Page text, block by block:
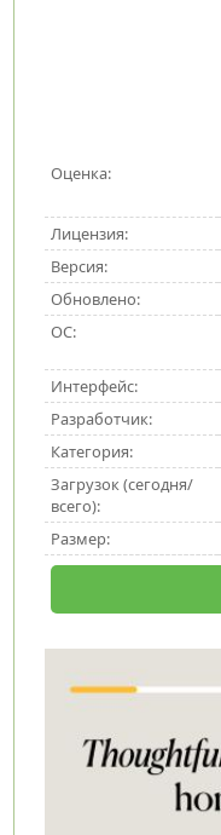
Оценка:
Лицензия:
Версия:
Обновлено:
ОС:
Интерфейс:
Разработчик:
Категория:
Загрузок (сегодня/
всего):
Размер: